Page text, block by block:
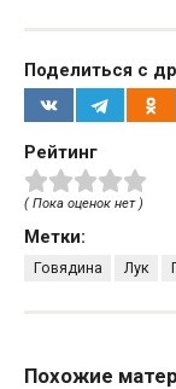
Поделиться с
Рейтинг
( Пока оценок нет )
Метки:
Говядина Лук
Похожие